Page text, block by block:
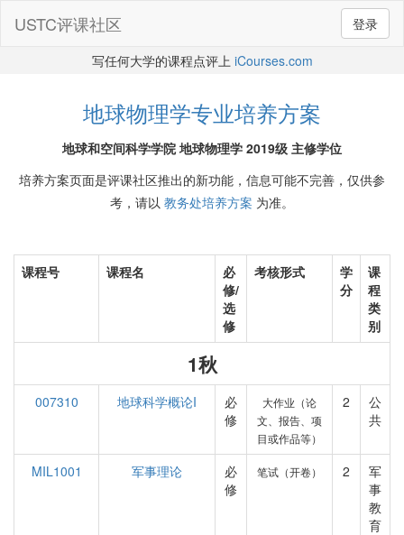
登录
USTC评课社区
写任何大学的课程点评上 iCourses.com
地球物理学专业培养方案
地球和空间科学学院 地球物理学 2019级 主修学位
培养方案页面是评课社区推出的新功能，信息可能不完善，仅供参
考，请以 教务处培养方案 为准。
课程号 课程名
必
修/
选
修
考核形式
学
分
课
程
类
别
1秋
007310 地球科学概论I
必
修
大作业（论
文、报告、项
目或作品等）
2
公
共
MIL1001 军事理论
必
修
笔试（开卷） 2
军
事
教
育